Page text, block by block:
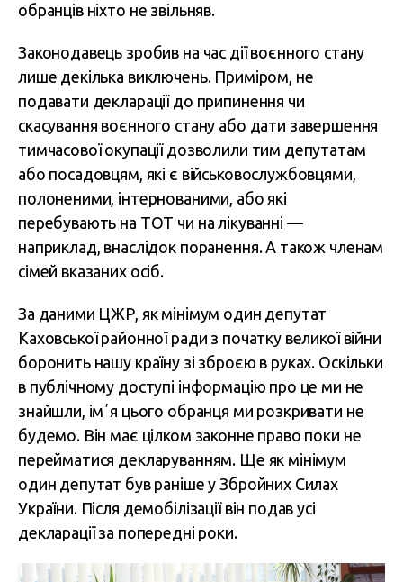
обранців ніхто не звільняв.
Законодавець зробив на час дії воєнного стану
лише декілька виключень. Приміром, не
подавати декларації до припинення чи
скасування воєнного стану або дати завершення
тимчасової окупації дозволили тим депутатам
або посадовцям, які є військовослужбовцями,
полоненими, інтернованими, або які
перебувають на ТОТ чи на лікуванні —
наприклад, внаслідок поранення. А також членам
сімей вказаних осіб.
За даними ЦЖР, як мінімум один депутат
Каховської районної ради з початку великої війни
боронить нашу країну зі зброєю в руках. Оскільки
в публічному доступі інформацію про це ми не
знайшли, імʼя цього обранця ми розкривати не
будемо. Він має цілком законне право поки не
перейматися декларуванням. Ще як мінімум
один депутат був раніше у Збройних Силах
України. Після демобілізації він подав усі
декларації за попередні роки.